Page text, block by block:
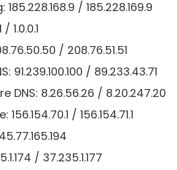
/ 185.228.169.9
1.0.0.1
/ 208.76.51.51
91.239.100.100 / 89.233.43.71
DNS: 8.26.56.26 / 8.20.247.20
/ 156.154.71.1
/ 37.235.1.177